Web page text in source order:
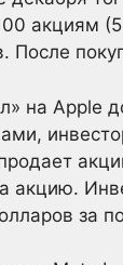
акциям
После
на Apple
акцию.
за